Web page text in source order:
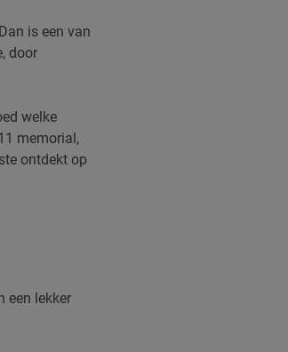
is een van
door
welke
memorial,
ontdekt op
een lekker